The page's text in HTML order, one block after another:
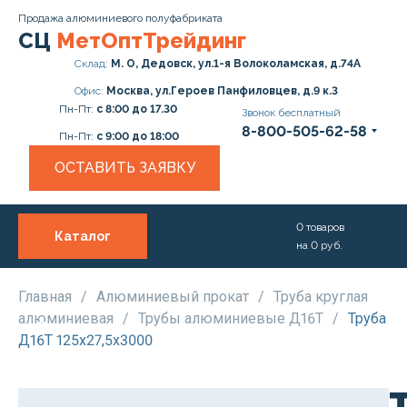
Продажа алюминиевого полуфабриката
СЦ МетОптТрейдинг
Склад: М. О, Дедовск, ул.1-я Волоколамская, д.74А
Офис: Москва, ул.Героев Панфиловцев, д.9 к.3
Пн-Пт: с 8:00 до 17.30
Пн-Пт: с 9:00 до 18:00
Звонок бесплатный
8-800-505-62-58
ОСТАВИТЬ ЗАЯВКУ
Каталог
Прайс
0 товаров
на 0 руб.
Главная / Алюминиевый прокат / Труба круглая
алюминиевая / Трубы алюминиевые Д16Т / Труба
Д16Т 125х27,5х3000